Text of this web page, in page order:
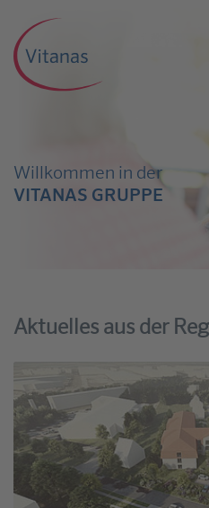
Willkommen in der
VITANAS GRUPPE
Aktuelles aus der